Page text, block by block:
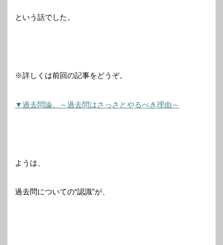
という話でした。
※詳しくは前回の記事をどうぞ。
▼過去問論。～過去問はさっさとやるべき理由～
ようは、
過去問についての“認識”が、